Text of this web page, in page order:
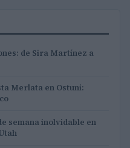
de Sira Martínez a
Merlata en Ostuni:
semana inolvidable en